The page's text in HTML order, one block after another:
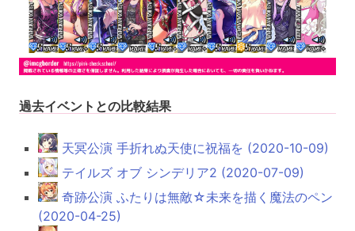
過去イベントとの比較結果
天冥公演 手折れぬ天使に祝福を (2020-10-09)
テイルズ オブ シンデリア2 (2020-07-09)
奇跡公演 ふたりは無敵☆未来を描く魔法のペン
(2020-04-25)